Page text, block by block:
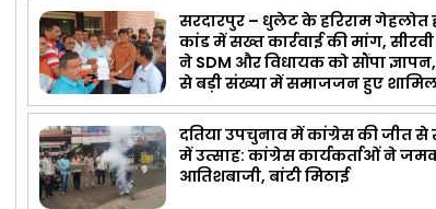
सरदारपुर – धुलेट के हरिराम गेहलोत
कांड में सख्त कार्रवाई की मांग,
ने SDM और विधायक को सौंपा
से बड़ी संख्या में समाजजन हुए
दतिया उपचुनाव में कांग्रेस की जीत से
में उत्साह: कांग्रेस कार्यकर्ताओं ने
आतिशबाजी, बांटी मिठाई